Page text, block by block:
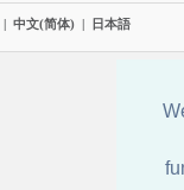
| 中文(简体) | 日本語